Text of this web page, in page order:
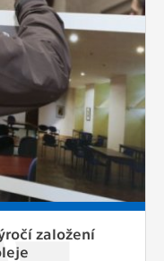
založení